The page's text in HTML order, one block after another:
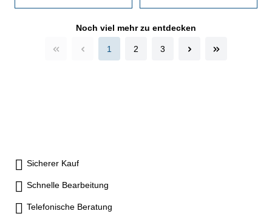
Noch viel mehr zu entdecken
1 2 3
Sicherer Kauf
Schnelle Bearbeitung
Telefonische Beratung